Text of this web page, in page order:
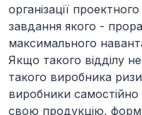
організації
завдання якого -
максимального
Якщо такого відділу
такого виробника
виробники самостійно
свою продукцію,